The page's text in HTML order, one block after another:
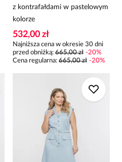
z kontrafałdami w pastelowym
kolorze
532,00 zł
Najniższa cena w okresie 30 dni
przed obniżką: 665,00 zł -20%
Cena regularna: 665,00 zł -20%